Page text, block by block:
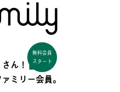
ん！
無料会員
スタート
ミリー会員。